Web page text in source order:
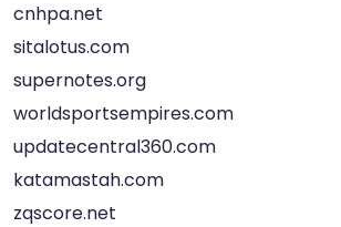
cnhpa.net
sitalotus.com
supernotes.org
worldsportsempires.com
updatecentral360.com
katamastah.com
zqscore.net